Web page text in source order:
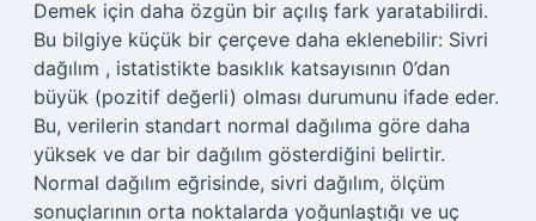
Demek için daha özgün bir açılış fark yaratabilirdi.
Bu bilgiye küçük bir çerçeve daha eklenebilir: Sivri
dağılım , istatistikte basıklık katsayısının 0’dan
büyük (pozitif değerli) olması durumunu ifade eder.
Bu, verilerin standart normal dağılıma göre daha
yüksek ve dar bir dağılım gösterdiğini belirtir.
Normal dağılım eğrisinde, sivri dağılım, ölçüm
sonuçlarının orta noktalarda yoğunlaştığı ve uç